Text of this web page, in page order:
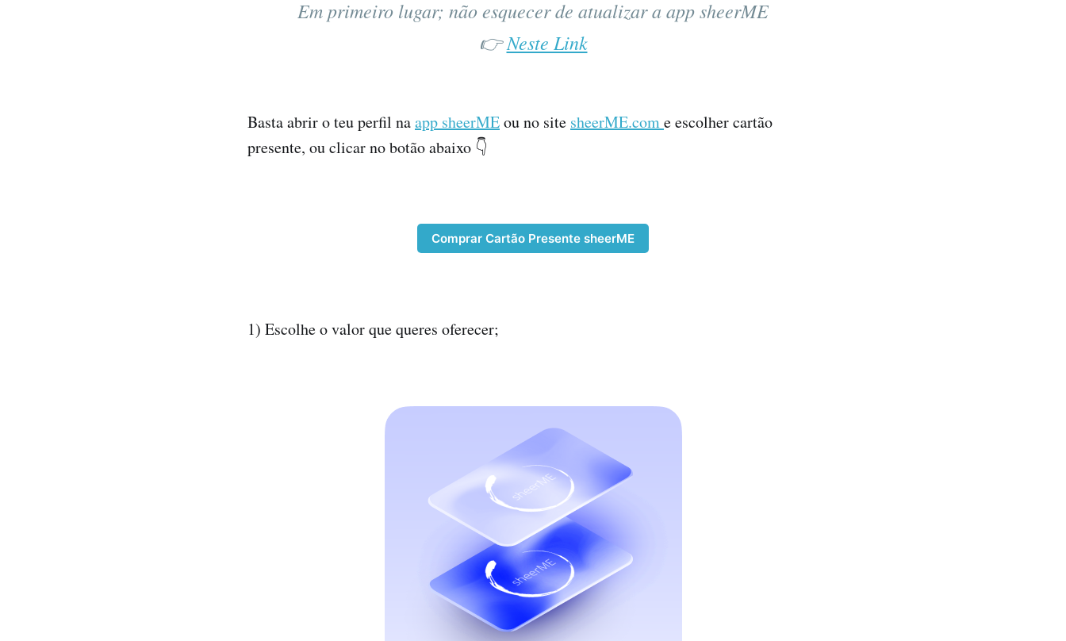
Em primeiro lugar; não esquecer de atualizar a app sheerME
👉Neste Link
Basta abrir o teu perfil naapp sheerMEou no site sheerME.come escolher cartão
presente, ou clicar no botão abaixo 👇
Comprar Cartão Presente sheerME
1) Escolhe o valor que queres oferecer;